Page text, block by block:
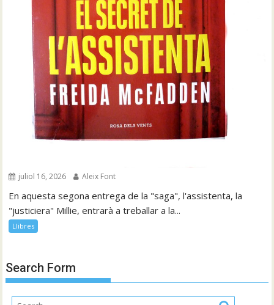
juliol 16, 2026 Aleix Font
En aquesta segona entrega de la "saga", l'assistenta, la
"justiciera" Millie, entrarà a treballar a la...
Llibres
Search Form